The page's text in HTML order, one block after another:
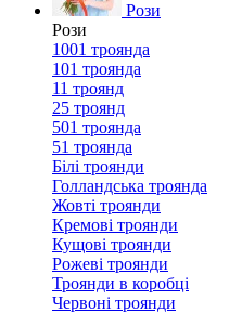
Рози
Рози
1001 троянда
101 троянда
11 троянд
25 троянд
501 троянда
51 троянда
Білі троянди
Голландська троянда
Жовті троянди
Кремові троянди
Кущові троянди
Рожеві троянди
Троянди в коробці
Червоні троянди